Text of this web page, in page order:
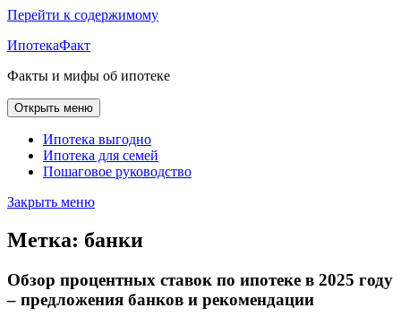
Перейти к содержимому
ИпотекаФакт
Факты и мифы об ипотеке
Открыть меню
Ипотека выгодно
Ипотека для семей
Пошаговое руководство
Закрыть меню
Метка: банки
Обзор процентных ставок по ипотеке в 2025 году
– предложения банков и рекомендации